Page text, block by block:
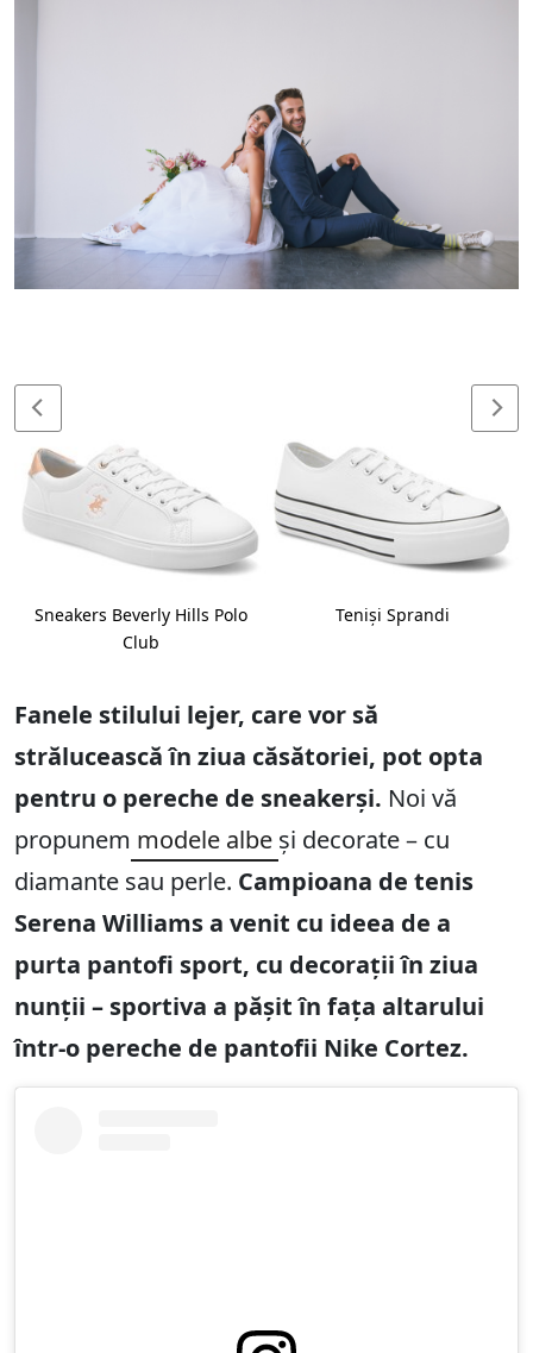
Sneakers Beverly Hills Polo
Club
Teniși Sprandi
Fanele stilului lejer, care vor să
strălucească în ziua căsătoriei, pot opta
pentru o pereche de sneakerși. Noi vă
propunem modele albe și decorate – cu
diamante sau perle. Campioana de tenis
Serena Williams a venit cu ideea de a
purta pantofi sport, cu decorații în ziua
nunții – sportiva a pășit în fața altarului
într-o pereche de pantofii Nike Cortez.